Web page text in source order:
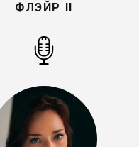
ФЛЭЙР II